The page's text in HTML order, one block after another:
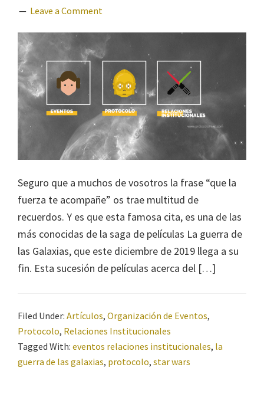
Leave a Comment
Seguro que a muchos de vosotros la frase “que la
fuerza te acompañe” os trae multitud de
recuerdos. Y es que esta famosa cita, es una de las
más conocidas de la saga de películas La guerra de
las Galaxias, que este diciembre de 2019 llega a su
fin. Esta sucesión de películas acerca del […]
Filed Under: Artículos, Organización de Eventos,
Protocolo, Relaciones Institucionales
Tagged With: eventos relaciones institucionales, la
guerra de las galaxias, protocolo, star wars